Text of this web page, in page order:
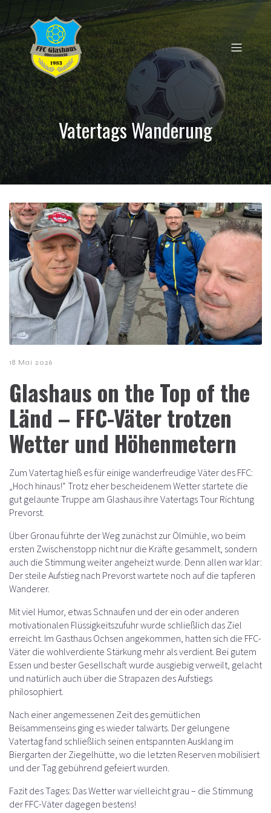
Vatertags Wanderung
18 Mai 2026
Glashaus on the Top of the
Länd – FFC-Väter trotzen
Wetter und Höhenmetern
Zum Vatertag hieß es für einige wanderfreudige Väter des FFC:
„Hoch hinaus!“ Trotz eher bescheidenem Wetter startete die
gut gelaunte Truppe am Glashaus ihre Vatertags Tour Richtung
Prevorst.
Über Gronau führte der Weg zunächst zur Ölmühle, wo beim
ersten Zwischenstopp nicht nur die Kräfte gesammelt, sondern
auch die Stimmung weiter angeheizt wurde. Denn allen war klar:
Der steile Aufstieg nach Prevorst wartete noch auf die tapferen
Wanderer.
Mit viel Humor, etwas Schnaufen und der ein oder anderen
motivationalen Flüssigkeitszufuhr wurde schließlich das Ziel
erreicht. Im Gasthaus Ochsen angekommen, hatten sich die FFC-
Väter die wohlverdiente Stärkung mehr als verdient. Bei gutem
Essen und bester Gesellschaft wurde ausgiebig verweilt, gelacht
und natürlich auch über die Strapazen des Aufstiegs
philosophiert.
Nach einer angemessenen Zeit des gemütlichen
Beisammenseins ging es wieder talwärts. Der gelungene
Vatertag fand schließlich seinen entspannten Ausklang im
Biergarten der Ziegelhütte, wo die letzten Reserven mobilisiert
und der Tag gebührend gefeiert wurden.
Fazit des Tages: Das Wetter war vielleicht grau – die Stimmung
der FFC-Väter dagegen bestens!